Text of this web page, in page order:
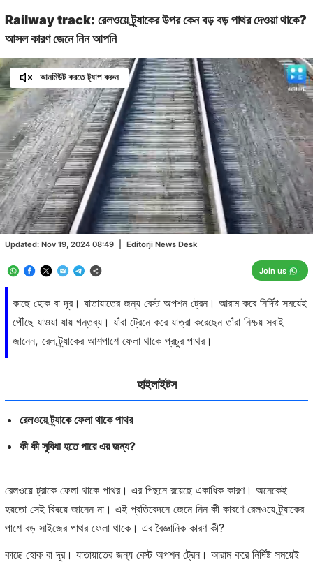
Railway track: রেলওয়ে ট্র্যাকের উপর কেন বড় বড় পাথর দেওয়া থাকে?
আসল কারণ জেনে নিন আপনি
কাছে হোক বা দূর। যাতায়াতের জন্য বেস্ট অপশন ট্রেন। আরাম করে নির্দিষ্ট সময়েই
পৌঁছে যাওয়া যায় গন্তব্য। যাঁরা ট্রেনে করে যাত্রা করেছেন তাঁরা নিশ্চয় সবাই
জানেন, রেল ট্র্যাকের আশপাশে ফেলা থাকে প্রচুর পাথর।
Updated: Nov 19, 2024 08:49 Editorji News Desk
Join us
আনমিউট করতে ট্যাপ করুন
Unmute
/
Loaded:
28.37%
হাইলাইটস
রেলওয়ে ট্র্যাকে ফেলা থাকে পাথর
কী কী সুবিধা হতে পারে এর জন্য?
রেলওয়ে ট্রাকে ফেলা থাকে পাথর। এর পিছনে রয়েছে একাধিক কারণ। অনেকেই
হয়তো সেই বিষয়ে জানেন না। এই প্রতিবেদনে জেনে নিন কী কারণে রেলওয়ে ট্র্যাকের
পাশে বড় সাইজের পাথর ফেলা থাকে। এর বৈজ্ঞানিক কারণ কী?
কাছে হোক বা দূর। যাতায়াতের জন্য বেস্ট অপশন ট্রেন। আরাম করে নির্দিষ্ট সময়েই